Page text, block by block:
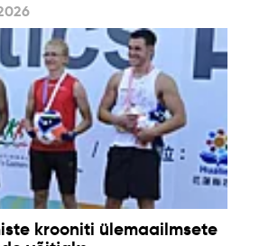
krooniti ülemaailmsete